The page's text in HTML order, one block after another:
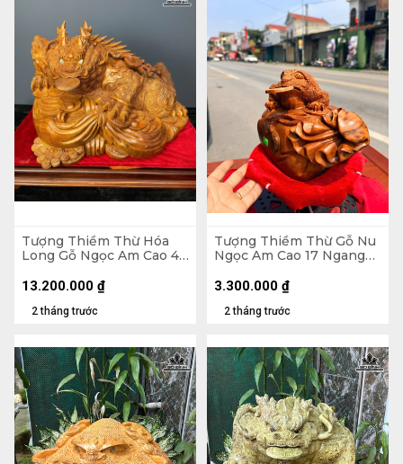
Tượng Thiềm Thừ Hóa
Long Gỗ Ngọc Am Cao 43
2 tháng trước
13.200.000 ₫
Tượng Thiềm Thừ Gỗ Nu
Ngọc Am Cao 17 Ngang
2 tháng trước
3.300.000 ₫